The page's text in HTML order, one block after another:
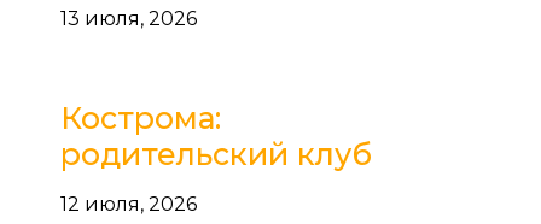
13 июля, 2026
Кострома:
родительский клуб
12 июля, 2026